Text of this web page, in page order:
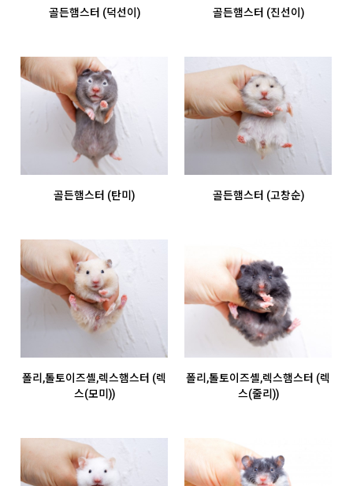
골든햄스터 (덕선이) 골든햄스터 (진선이)
골든햄스터 (탄미) 골든햄스터 (고창순)
폴리,톨토이즈셸,렉스햄스터 (렉
스(모미))
폴리,톨토이즈셸,렉스햄스터 (렉
스(줄리))